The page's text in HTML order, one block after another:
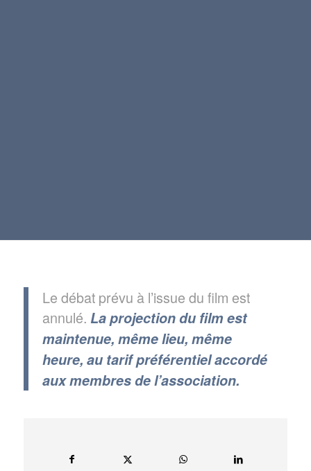
Le débat prévu à l’issue du film est
annulé. La projection du film est
maintenue, même lieu, même
heure, au tarif préférentiel accordé
aux membres de l’association.